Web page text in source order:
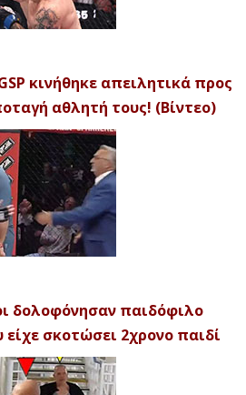
κινήθηκε απειλητικά προς
αθλητή τους! (Βίντεο)
δολοφόνησαν παιδόφιλο
σκοτώσει 2χρονο παιδί